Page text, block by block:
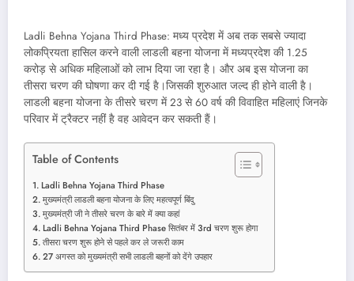
Ladli Behna Yojana Third Phase: मध्य प्रदेश में अब तक सबसे ज्यादा
लोकप्रियता हासिल करने वाली लाडली बहना योजना में मध्यप्रदेश की 1.25
करोड़ से अधिक महिलाओं को लाभ दिया जा रहा है। और अब इस योजना का
तीसरा चरण की घोषणा कर दी गई है।जिसकी शुरुआत जल्द ही होने वाली है।
लाडली बहना योजना के तीसरे चरण में 23 से 60 वर्ष की विवाहित महिलाएं जिनके
परिवार में ट्रैक्टर नहीं है वह आवेदन कर सकती हैं।
Table of Contents
Ladli Behna Yojana Third Phase
मुख्यमंत्री लाडली बहना योजना के लिए महत्वपूर्ण बिंदु
मुख्यमंत्री जी ने तीसरे चरण के बारे में क्या कहां
Ladli Behna Yojana Third Phase सितंबर में 3rd चरण शुरू होगा
तीसरा चरण शुरू होने से पहले कर ले जरूरी काम
27 अगस्त को मुख्यमंत्री सभी लाडली बहनों को देंगे उपहार